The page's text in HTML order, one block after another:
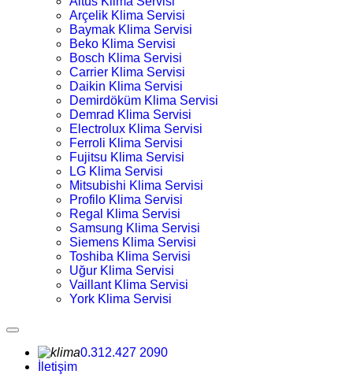
Arçelik Klima Servisi
Baymak Klima Servisi
Beko Klima Servisi
Bosch Klima Servisi
Carrier Klima Servisi
Daikin Klima Servisi
Demirdöküm Klima Servisi
Demrad Klima Servisi
Electrolux Klima Servisi
Ferroli Klima Servisi
Fujitsu Klima Servisi
LG Klima Servisi
Mitsubishi Klima Servisi
Profilo Klima Servisi
Regal Klima Servisi
Samsung Klima Servisi
Siemens Klima Servisi
Toshiba Klima Servisi
Uğur Klima Servisi
Vaillant Klima Servisi
York Klima Servisi
0.312.427 2090
İletişim